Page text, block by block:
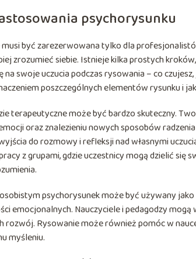
psychorysunku
być zarezerwowana tylko dla
zrozumieć siebie. Istnieje kilka prostych
swoje uczucia podczas rysowania – co
poszczególnych elementów rysunku i
terapeutyczne może być bardzo skuteczny.
oraz znalezieniu nowych sposobów
do rozmowy i refleksji nad własnymi
z grupami, gdzie uczestnicy mogą dzielić się
psychorysunek może być używany
emocjonalnych. Nauczyciele i pedagodzy
rozwój. Rysowanie może również pomóc w
myśleniu.